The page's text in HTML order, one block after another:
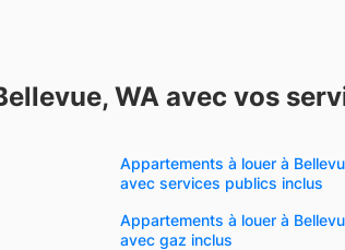
WA avec vos
Appartements à louer à
avec services publics inclus
Appartements à louer à
avec gaz inclus